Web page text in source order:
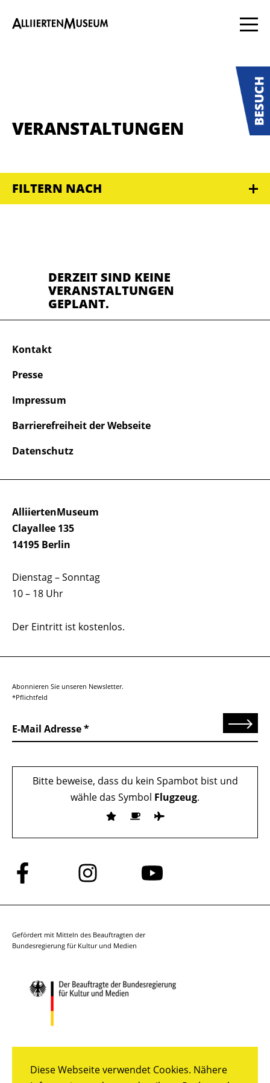
Diese Webseite verwendet Cookies. Nähere
VERANSTALTUNGEN
FILTERN NACH
DERZEIT SIND KEINE
VERANSTALTUNGEN
GEPLANT.
AlliiertenMuseum
Clayallee 135
14195 Berlin
Dienstag – Sonntag
10 – 18 Uhr
Der Eintritt ist kostenlos.
Kontakt
Presse
Impressum
Barrierefreiheit der Webseite
Datenschutz
Abonnieren Sie unseren Newsletter.
*Pflichtfeld
E-Mail Adresse Senden
Bitte beweise, dass du kein Spambot bist und
wähle das Symbol Flugzeug.
Folge
uns
auf
Folge
uns
auf
Folge
auf
Gefördert mit Mitteln des Beauftragten der
Bundesregierung für Kultur und Medien